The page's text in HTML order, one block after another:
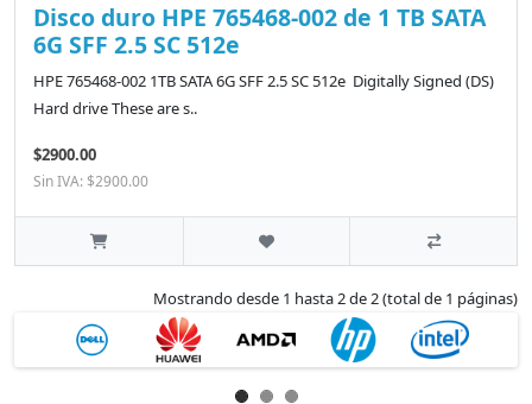
Disco duro HPE 765468-002 de 1 TB SATA
6G SFF 2.5 SC 512e
HPE 765468-002 1TB SATA 6G SFF 2.5 SC 512e Digitally Signed (DS)
Hard drive These are s..
$2900.00
Sin IVA: $2900.00
Mostrando desde 1 hasta 2 de 2 (total de 1 páginas)